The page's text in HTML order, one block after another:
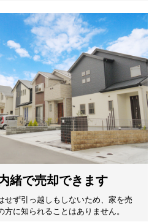
緒で売却できます
せず引っ越しもしないため、家を売
方に知られることはありません。